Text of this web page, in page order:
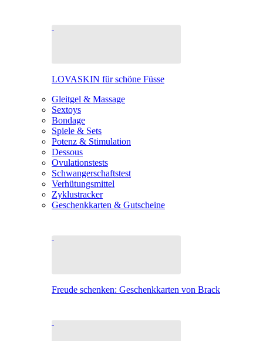
LOVASKIN für schöne Füsse
Gleitgel & Massage
Sextoys
Bondage
Spiele & Sets
Potenz & Stimulation
Dessous
Ovulationstests
Schwangerschaftstest
Verhütungsmittel
Zyklustracker
Geschenkkarten & Gutscheine
Freude schenken: Geschenkkarten von Brack